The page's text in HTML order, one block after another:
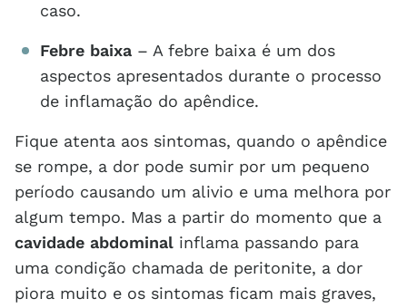
caso.
Febre baixa – A febre baixa é um dos
aspectos apresentados durante o processo
de inflamação do apêndice.
Fique atenta aos sintomas, quando o apêndice
se rompe, a dor pode sumir por um pequeno
período causando um alivio e uma melhora por
algum tempo. Mas a partir do momento que a
cavidade abdominal inflama passando para
uma condição chamada de peritonite, a dor
piora muito e os sintomas ficam mais graves,